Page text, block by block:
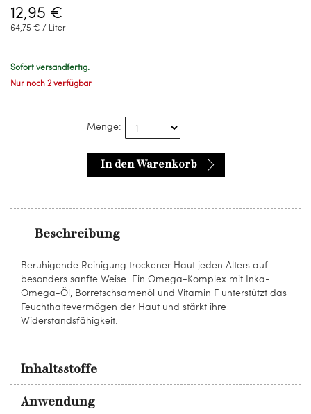
12,95 €
64,75 € / Liter
Sofort versandfertig.
Nur noch 2 verfügbar
Menge:
In den Warenkorb
Beschreibung
Beruhigende Reinigung trockener Haut jeden Alters auf
besonders sanfte Weise. Ein Omega-Komplex mit Inka-
Omega-Öl, Borretschsamenöl und Vitamin F unterstützt das
Feuchthaltevermögen der Haut und stärkt ihre
Widerstandsfähigkeit.
Inhaltsstoffe
Anwendung